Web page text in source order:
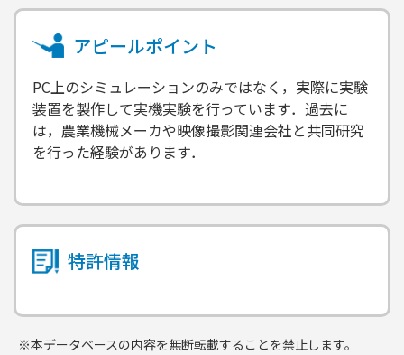
アピールポイント
PC上のシミュレーションのみではなく，実際に実験
装置を製作して実機実験を行っています．過去に
は，農業機械メーカや映像撮影関連会社と共同研究
を行った経験があります．
特許情報
※本データベースの内容を無断転載することを禁止します。